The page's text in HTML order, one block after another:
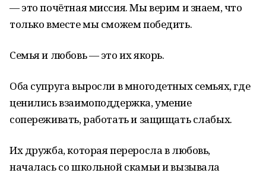
— это почётная миссия. Мы верим и знаем, что
только вместе мы сможем победить.
Семья и любовь — это их якорь.
Оба супруга выросли в многодетных семьях, где
ценились взаимоподдержка, умение
сопереживать, работать и защищать слабых.
Их дружба, которая переросла в любовь,
началась со школьной скамьи и вызывала